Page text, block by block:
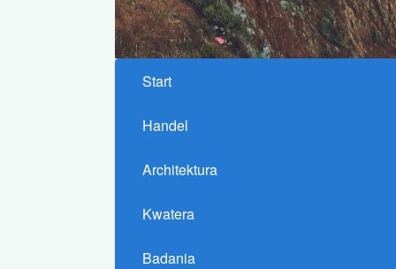
Start
Handel
Architektura
Kwatera
Badania